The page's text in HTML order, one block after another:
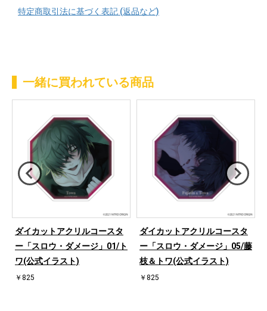
特定商取引法に基づく表記 (返品など)
一緒に買われている商品
ダイカットアクリルコースタ
ー「スロウ・ダメージ」01/ト
ワ(公式イラスト)
￥825
ダイカットアクリルコースタ
ー「スロウ・ダメージ」05/藤
枝＆トワ(公式イラスト)
￥825